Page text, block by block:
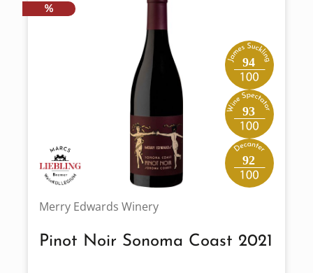
RABATT
%
94
93
92
Merry Edwards Winery
Pinot Noir Sonoma Coast 2021